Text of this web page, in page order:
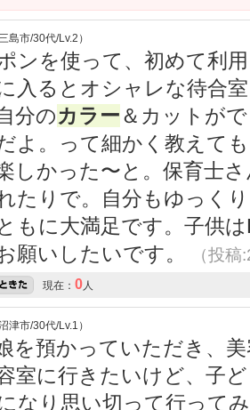
島市/30代/Lv.2）
ンを使って、初めて利
入るとオシャレな待合
分のカラー＆カットが
よ。って細かく教えて
しかった〜と。保育士
たりで。自分もゆっく
もに大満足です。子供
願いしたいです。
（投
現在： 0人
津市/30代/Lv.1）
を預かっていただき、
室に行きたいけど、子
なり思い切って行って